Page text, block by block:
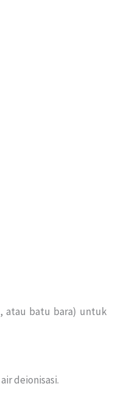
atau batu bara) untuk
deionisasi.